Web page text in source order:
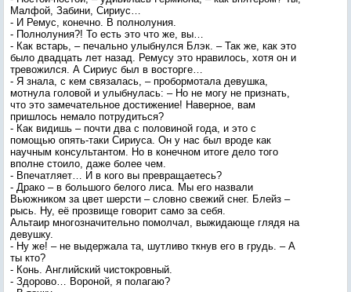
Малфой, Забини, Сириус…
- И Ремус, конечно. В полнолуния.
- Полнолуния?! То есть это что же, вы…
- Как встарь, – печально улыбнулся Блэк. – Так же, как это
было двадцать лет назад. Ремусу это нравилось, хотя он и
тревожился. А Сириус был в восторге…
- Я знала, с кем связалась, – пробормотала девушка,
мотнула головой и улыбнулась: – Но не могу не признать,
что это замечательное достижение! Наверное, вам
пришлось немало потрудиться?
- Как видишь – почти два с половиной года, и это с
помощью опять-таки Сириуса. Он у нас был вроде как
научным консультантом. Но в конечном итоге дело того
вполне стоило, даже более чем.
- Впечатляет… И в кого вы превращаетесь?
- Драко – в большого белого лиса. Мы его назвали
Вьюжником за цвет шерсти – словно свежий снег. Блейз –
рысь. Ну, её прозвище говорит само за себя.
Альтаир многозначительно помолчал, выжидающе глядя на
девушку.
- Ну же! – не выдержала та, шутливо ткнув его в грудь. – А
ты кто?
- Конь. Английский чистокровный.
- Здорово… Вороной, я полагаю?